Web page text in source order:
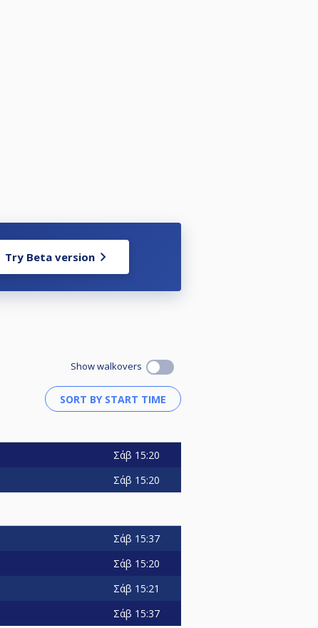
Try Beta version
Show walkovers
Σάβ 15:20
Σάβ 15:20
Σάβ 15:37
Σάβ 15:20
Σάβ 15:21
Σάβ 15:37